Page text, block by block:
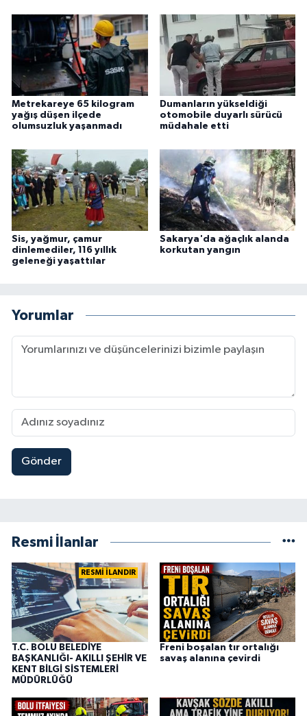
Metrekareye 65 kilogram
yağış düşen ilçede
olumsuzluk yaşanmadı
Dumanların yükseldiği
otomobile duyarlı sürücü
müdahale etti
Sis, yağmur, çamur
dinlemediler, 116 yıllık
geleneği yaşattılar
Sakarya'da ağaçlık alanda
korkutan yangın
Yorumlar
Gönder
Resmi İlanlar
RESMİ İLANDIR
T.C. BOLU BELEDİYE
BAŞKANLIĞI- AKILLI ŞEHİR VE
KENT BİLGİ SİSTEMLERİ
MÜDÜRLÜĞÜ
Freni boşalan tır ortalığı
savaş alanına çevirdi